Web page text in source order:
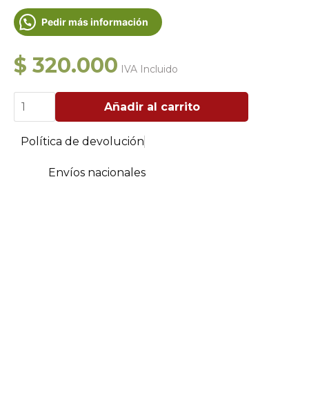
Pedir más información
$ 320.000 IVA Incluido
Deflector
Cerámico
Kamado18
Pulg
cantidad
Añadir al carrito
Política de devolución
Envíos nacionales